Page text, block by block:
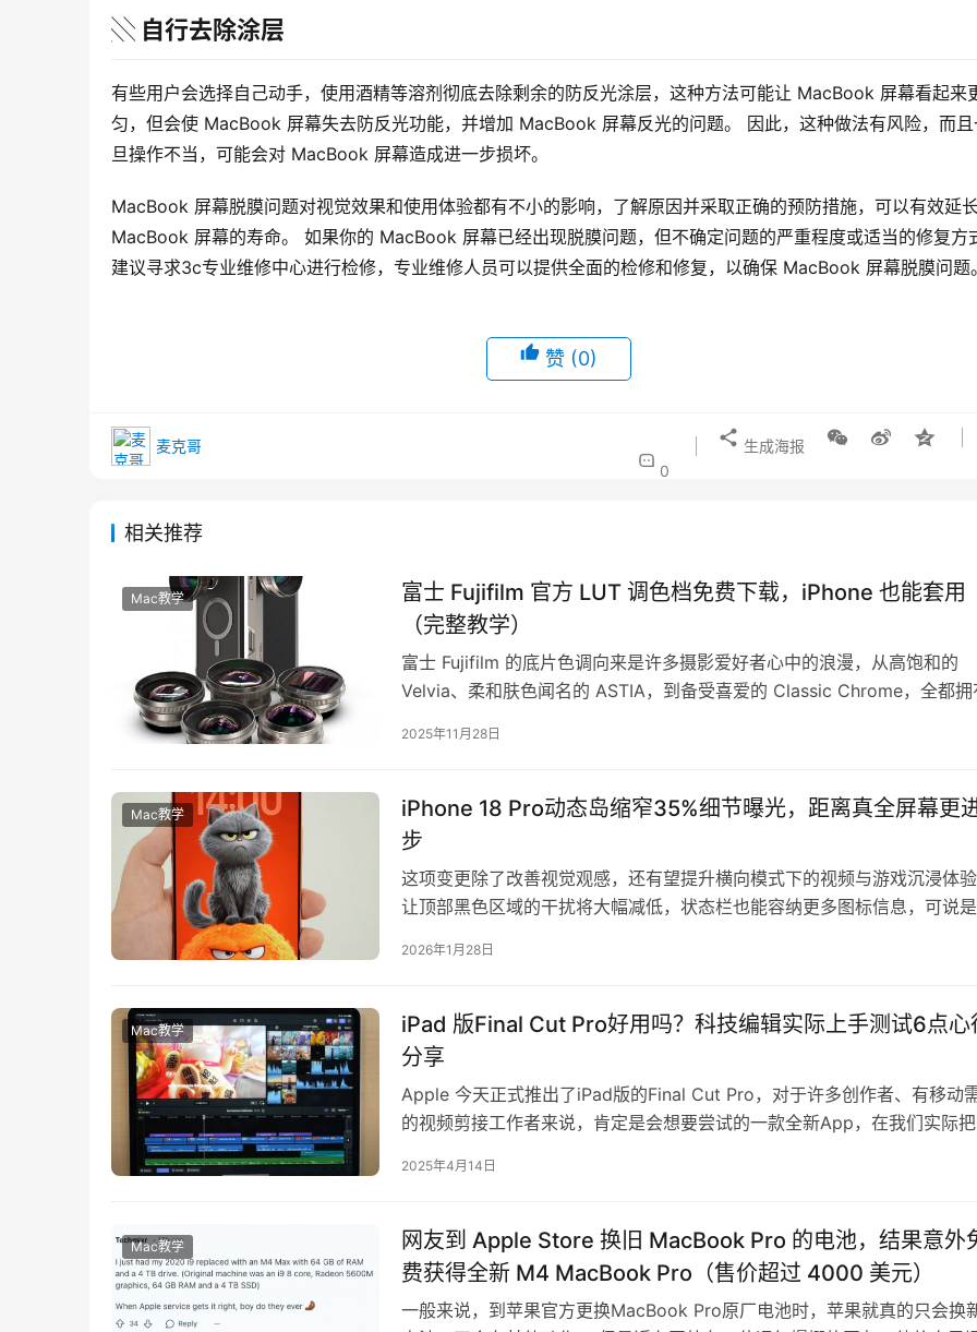
░ 自行去除涂层
有些用户会选择自己动手，使用酒精等溶剂彻底去除剩余的防反光涂层，这种方法可能让 MacBook 屏幕看起来
匀，但会使 MacBook 屏幕失去防反光功能，并增加 MacBook 屏幕反光的问题。 因此，这种做法有风险，而
旦操作不当，可能会对 MacBook 屏幕造成进一步损坏。
MacBook 屏幕脱膜问题对视觉效果和使用体验都有不小的影响，了解原因并采取正确的预防措施，可以有效延
MacBook 屏幕的寿命。 如果你的 MacBook 屏幕已经出现脱膜问题，但不确定问题的严重程度或适当的修复方
建议寻求3c专业维修中心进行检修，专业维修人员可以提供全面的检修和修复，以确保 MacBook 屏幕脱膜问题
赞 (0)
麦克哥
0
生成海报
相关推荐
Mac教学
富士 Fujifilm 官方 LUT 调色档免费下载，iPhone 也能套用
（完整教学）
富士 Fujifilm 的底片色调向来是许多摄影爱好者心中的浪漫，从高饱和的
Velvia、柔和肤色闻名的 ASTIA，到备受喜爱的 Classic Chrome，全都拥
2025年11月28日
Mac教学
iPhone 18 Pro动态岛缩窄35%细节曝光，距离真全屏幕更
步
这项变更除了改善视觉观感，还有望提升横向模式下的视频与游戏沉浸体
让顶部黑色区域的干扰将大幅减低，状态栏也能容纳更多图标信息，可说
2026年1月28日
Mac教学
iPad 版Final Cut Pro好用吗？科技编辑实际上手测试6点心
分享
Apple 今天正式推出了iPad版的Final Cut Pro，对于许多创作者、有移动
的视频剪接工作者来说，肯定是会想要尝试的一款全新App，在我们实际把
2025年4月14日
Mac教学
网友到 Apple Store 换旧 MacBook Pro 的电池，结果意外
费获得全新 M4 MacBook Pro（售价超过 4000 美元）
一般来说，到苹果官方更换MacBook Pro原厂电池时，苹果就真的只会换